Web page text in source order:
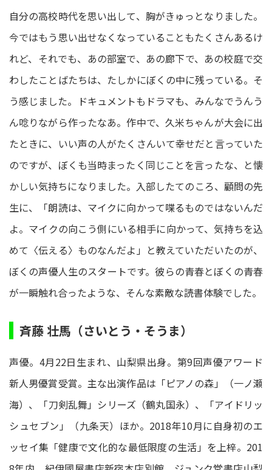
自分の高校時代を思い出して、胸がきゅっとなりました。
今ではもう思い出せなくなっていることもたくさんあるけ
れど、それでも、あの部室で、あの廊下で、あの校庭で交
わしたことばたちは、たしかにぼくの中に残っている。そ
う感じました。ドキュメントもドラマも、みんなでうんう
ん唸りながら作ったなあ。作中で、久米ちゃんが大会に出
たときに、いい声の人がたくさんいて幸せだと言っていた
のですが、ぼくも当時まったく同じことを言ったな、と懐
かしい気持ちになりました。入部したてのころ、顧問の先
生に、「朗読は、マイクに向かって喋るものではないんだ
よ。マイクの向こう側にいる相手に向かって、気持ちを込
めて〈伝える〉ものなんだよ」と教えていただいたのが、
ぼくの声優人生のスタートです。彼らの青春とぼくの青春
が一瞬触れ合ったような、そんな素敵な読書体験でした。
斉藤 壮馬（さいとう・そうま）
声優。4月22日生まれ、山梨県出身。第9回声優アワード
新人男優賞受賞。主な出演作品は「ピアノの森」（一ノ瀬
海）、「刀剣乱舞」シリーズ（鶴丸国永）、「アイドリッ
シュセブン」（九条天）ほか。2018年10月に自身初のエ
ッセイ集「健康で文化的な最低限度の生活」を上梓。201